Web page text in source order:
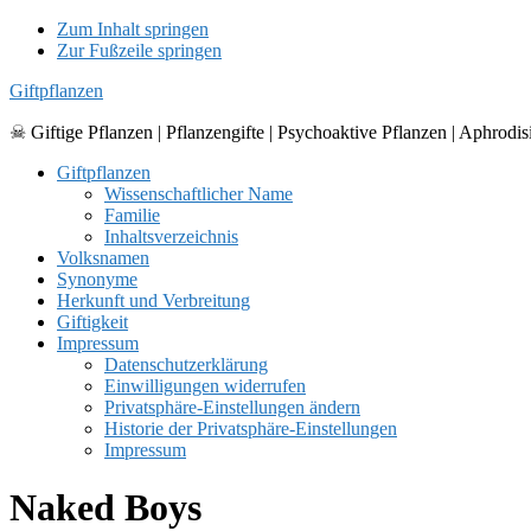
Zum Inhalt springen
Zur Fußzeile springen
Giftpflanzen
☠ Giftige Pflanzen | Pflanzengifte | Psychoaktive Pflanzen |
Giftpflanzen
Wissenschaftlicher Name
Familie
Inhaltsverzeichnis
Volksnamen
Synonyme
Herkunft und Verbreitung
Giftigkeit
Impressum
Datenschutzerklärung
Einwilligungen widerrufen
Privatsphäre-Einstellungen ändern
Historie der Privatsphäre-Einstellungen
Impressum
Naked Boys